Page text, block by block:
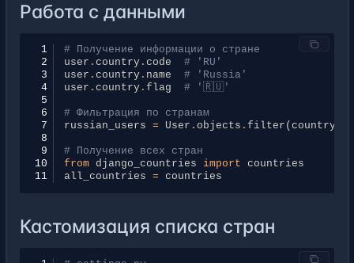
Работа с данными
1
# Получение информации о стране
2
user . country. code
# 'RU'
3
user . country. name
# 'Russia'
4
user . country. flag
# '🇷🇺'
5
6
# Фильтрация по странам
7
russian_users = User . objects . filter ( country
8
9
# Получение всех стран
10
from django_countries import countries
11
all_countries = countries
Кастомизация списка стран